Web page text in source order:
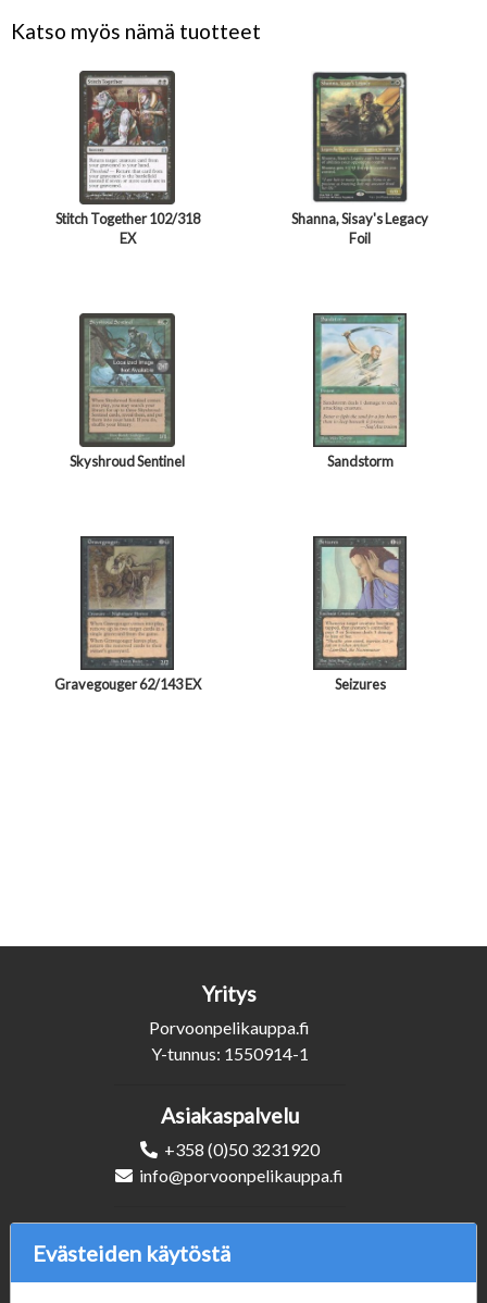
Katso myös nämä tuotteet
Stitch Together 102/318
EX
Shanna, Sisay's Legacy
Foil
Skyshroud Sentinel Sandstorm
Gravegouger 62/143 EX Seizures
Yritys
Porvoonpelikauppa.fi
Y-tunnus: 1550914-1
Asiakaspalvelu
+358 (0)50 3231920
info@porvoonpelikauppa.fi
Evästeiden käytöstä